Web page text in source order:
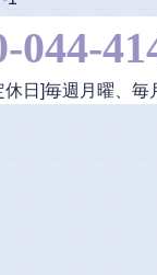
044-
休日]毎週月曜、毎